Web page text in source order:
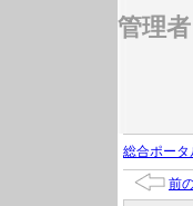
管理者
総合ポータ
前